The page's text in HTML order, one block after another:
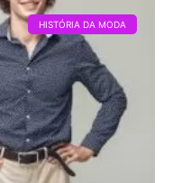
HISTÓRIA DA MODA